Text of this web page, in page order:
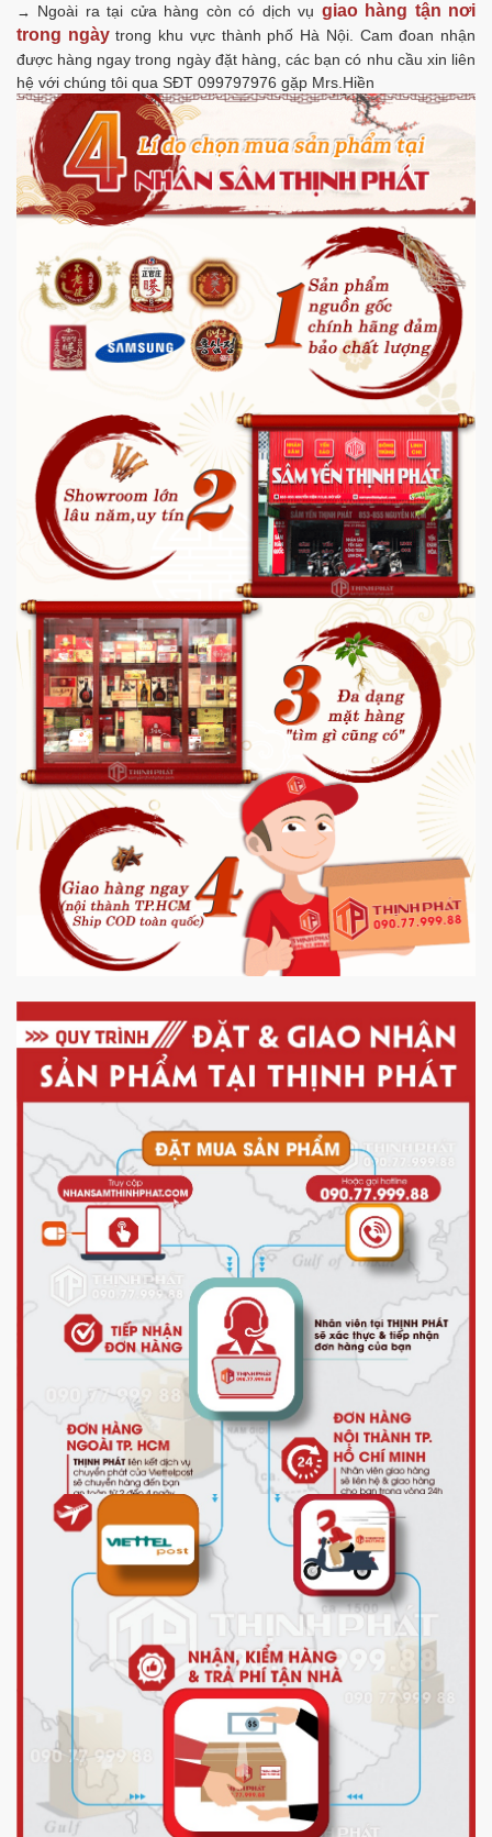
→ Ngoài ra tại cửa hàng còn có dịch vụ giao hàng tận nơi
trong ngàytrong khu vực thành phố Hà Nội. Cam đoan nhận
được hàng ngay trong ngày đặt hàng, các bạn có nhu cầu xin liên
hệ với chúng tôi qua SĐT 099797976 gặp Mrs.Hiền